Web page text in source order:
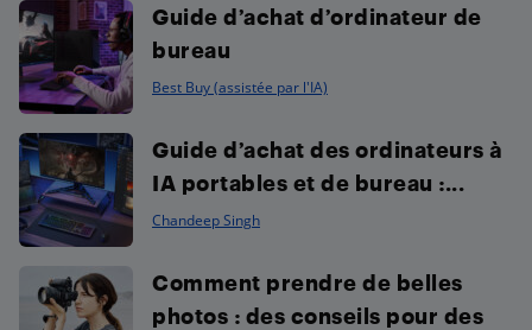
Guide d’achat d’ordinateur de
bureau
Best Buy (assistée par l'IA)
Guide d’achat des ordinateurs à
IA portables et de bureau :...
Chandeep Singh
Comment prendre de belles
photos : des conseils pour des